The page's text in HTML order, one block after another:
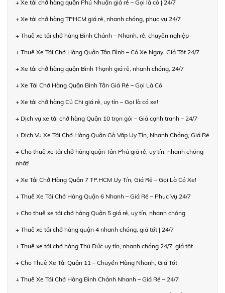
+ Xe tải chở hàng quận Phú Nhuận giá rẻ – Gọi là có | 24/7
+ Xe tải chở hàng TPHCM giá rẻ, nhanh chóng, phục vụ 24/7
+ Thuê xe tải chở hàng Bình Chánh – Nhanh, rẻ, chuyên nghiệp
+ Thuê Xe Tải Chở Hàng Quận Tân Bình – Có Xe Ngay, Giá Tốt 24/7
+ Xe tải chở hàng quận Bình Thạnh giá rẻ, nhanh chóng, 24/7
+ Xe Tải Chở Hàng Quận Bình Tân Giá Rẻ – Gọi Là Có
+ Xe tải chở hàng Củ Chi giá rẻ, uy tín – Gọi là có xe!
+ Dịch vụ xe tải chở hàng Quận 10 trọn gói – Giá cạnh tranh – 24/7
+ Dịch Vụ Xe Tải Chở Hàng Quận Gò Vấp Uy Tín, Nhanh Chóng, Giá Rẻ
+ Cho thuê xe tải chở hàng quận Tân Phú giá rẻ, uy tín, nhanh chóng
nhất!
+ Xe Tải Chở Hàng Quận 7 TP.HCM Uy Tín, Giá Rẻ – Gọi Là Có Xe!
+ Thuê Xe Tải Chở Hàng Quận 6 Nhanh – Giá Rẻ – Phục Vụ 24/7
+ Cho thuê xe tải chở hàng Quận 5 giá rẻ, uy tín, nhanh chóng
+ Thuê xe tải chở hàng quận 4 nhanh chóng, giá tốt | 24/7
+ Thuê xe tải chở hàng Thủ Đức uy tín, nhanh chóng 24/7, giá tốt
+ Cho Thuê Xe Tải Quận 11 – Chuyển Hàng Nhanh, Giá Tốt
+ Thuê Xe Tải Chở Hàng Bình Chánh Nhanh – Giá Rẻ – 24/7